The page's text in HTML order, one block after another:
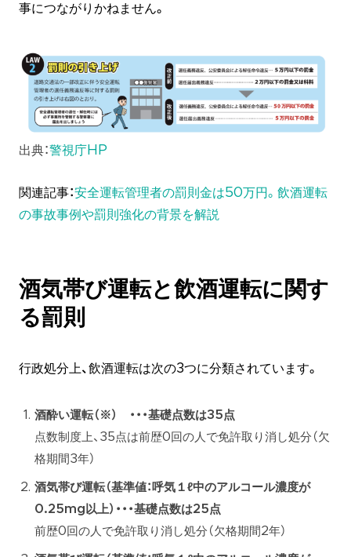
事につながりかねません。
出典：警視庁HP
関連記事：安全運転管理者の罰則金は50万円。飲酒運転
の事故事例や罰則強化の背景を解説
酒気帯び運転と飲酒運転に関す
る罰則
行政処分上、飲酒運転は次の3つに分類されています。
酒酔い運転（※） ・・・基礎点数は35点
点数制度上、35点は前歴0回の人で免許取り消し処分（欠
格期間3年）
酒気帯び運転（基準値：呼気１ℓ中のアルコール濃度が
0.25mg以上）・・・基礎点数は25点
前歴0回の人で免許取り消し処分（欠格期間2年）